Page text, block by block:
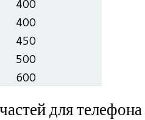
400
400
450
500
600
для телефона